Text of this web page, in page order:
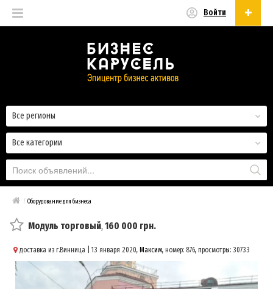
Войти
Все категории
Все регионы
/ Оборудование для бизнеса
Модуль торговый, 160 000 грн.
доставка из г.Винница | 13 января 2020, Максим, номер: 876, просмотры: 30733